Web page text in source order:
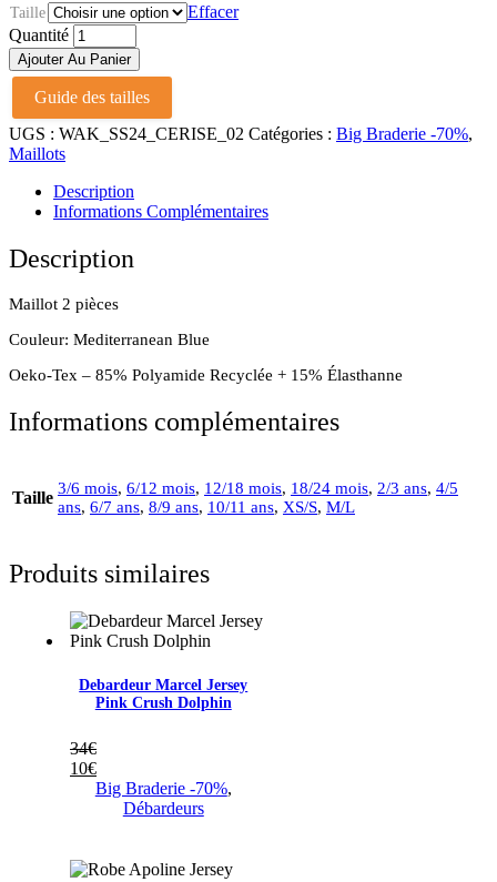
64€
à
74€
prix :
19€
à
22€
Taille Effacer
Maillot
2
Pieces
Cerise
Mediterranean
Blue
quantité
Quantité
Ajouter Au Panier
Guide des tailles
UGS : WAK_SS24_CERISE_02 Catégories : Big Braderie -70%,
Maillots
Description
Informations Complémentaires
Description
Maillot 2 pièces
Couleur: Mediterranean Blue
Oeko-Tex – 85% Polyamide Recyclée + 15% Élasthanne
Informations complémentaires
Taille 3/6 mois, 6/12 mois, 12/18 mois, 18/24 mois, 2/3 ans, 4/5
ans, 6/7 ans, 8/9 ans, 10/11 ans, XS/S, M/L
Produits similaires
Debardeur Marcel Jersey
Pink Crush Dolphin
34€
10€
Big Braderie -70%,
Débardeurs